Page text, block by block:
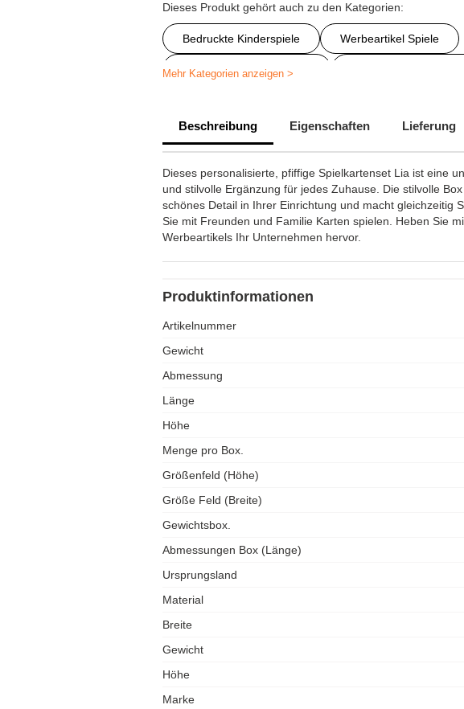
Dieses Produkt gehört auch zu den Kategorien:
Bedruckte Kinderspiele Werbeartikel Spiele
Kartenspiel personalisiert
Mehr Kategorien anzeigen >
Beschreibung Eigenschaften Lieferung
Dieses personalisierte, pfiffige Spielkartenset Lia ist eine
und stilvolle Ergänzung für jedes Zuhause. Die stilvolle
schönes Detail in Ihrer Einrichtung und macht gleichzeitig
Sie mit Freunden und Familie Karten spielen. Heben Sie
Werbeartikels Ihr Unternehmen hervor.
Produktinformationen
Artikelnummer
Gewicht
Abmessung
Länge
Höhe
Menge pro Box.
Größenfeld (Höhe)
Größe Feld (Breite)
Gewichtsbox.
Abmessungen Box (Länge)
Ursprungsland
Material
Breite
Gewicht
Höhe
Marke